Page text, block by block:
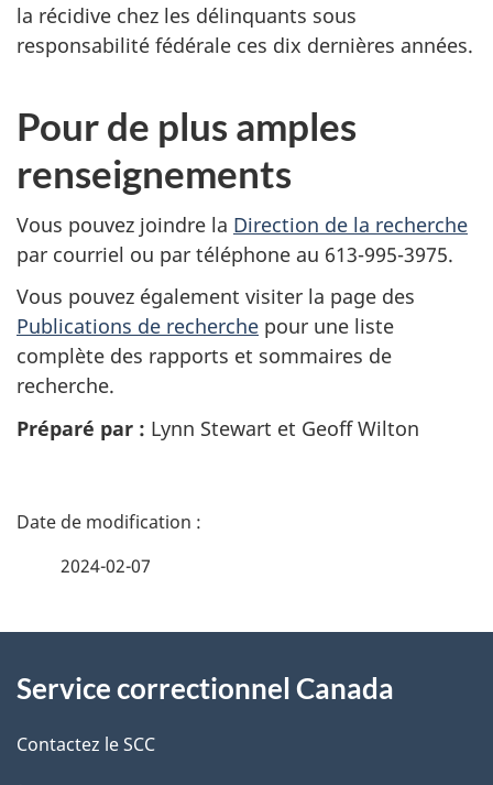
la récidive chez les délinquants sous
responsabilité fédérale ces dix dernières années.
Pour de plus amples
renseignements
Vous pouvez joindre la Direction de la recherche
par courriel ou par téléphone au 613-995-3975.
Vous pouvez également visiter la page des
Publications de recherche pour une liste
complète des rapports et sommaires de
recherche.
Préparé par : Lynn Stewart et Geoff Wilton
D
i
l
2024-02-07
propos
de
Service correctionnel Canada
Contactez le SCC